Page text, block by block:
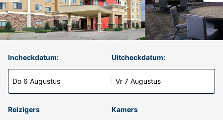
Incheckdatum:
Do 6 Augustus
Uitcheckdatum:
Vr 7 Augustus
Reizigers Kamers